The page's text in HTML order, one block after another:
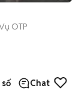
OTP
Chat